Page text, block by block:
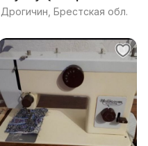
состояни
Дрогичин, Брестская обл.